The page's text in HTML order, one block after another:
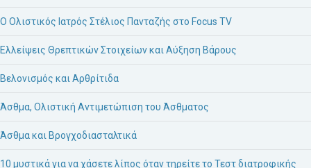
Ο Ολιστικός Ιατρός Στέλιος Πανταζής στο Focus TV
Ελλείψεις Θρεπτικών Στοιχείων και Αύξηση Βάρους
Βελονισμός και Αρθρίτιδα
Άσθμα, Ολιστική Αντιμετώπιση του Άσθματος
Άσθμα και Βρογχοδιασταλτικά
10 μυστικά για να χάσετε λίπος όταν τηρείτε το Τεστ διατροφικής